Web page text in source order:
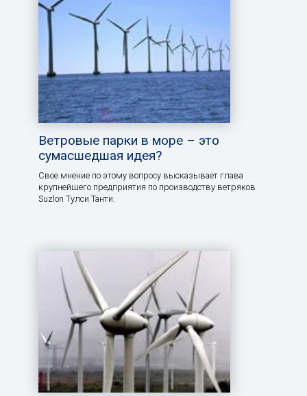
Ветровые парки в море – это
сумасшедшая идея?
Свое мнение по этому вопросу высказывает глава
крупнейшего предприятия по производству ветряков
Suzlon Тулси Танти.